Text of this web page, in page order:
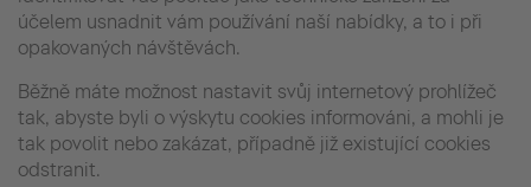
účelem usnadnit vám používání naší nabídky, a to i při
opakovaných návštěvách.
Běžně máte možnost nastavit svůj internetový prohlížeč
tak, abyste byli o výskytu cookies informováni, a mohli je
tak povolit nebo zakázat, případně již existující cookies
odstranit.